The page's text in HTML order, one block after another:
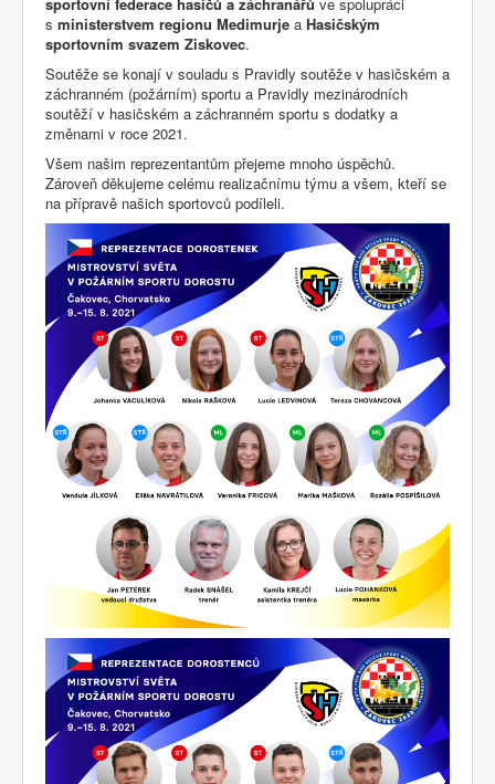
s ministerstvem regionu Medimurje a Hasičským
sportovním svazem Ziskovec.
Soutěže se konají v souladu s Pravidly soutěže v hasičském a
záchranném (požárním) sportu a Pravidly mezinárodních
soutěží v hasičském a záchranném sportu s dodatky a
změnami v roce 2021.
Všem našim reprezentantům přejeme mnoho úspěchů.
Zároveň děkujeme celému realizačnímu týmu a všem, kteří se
na přípravě našich sportovců podíleli.